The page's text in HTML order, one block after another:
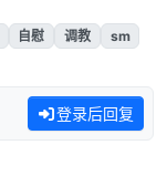
自慰 调教
sm
登录后回复